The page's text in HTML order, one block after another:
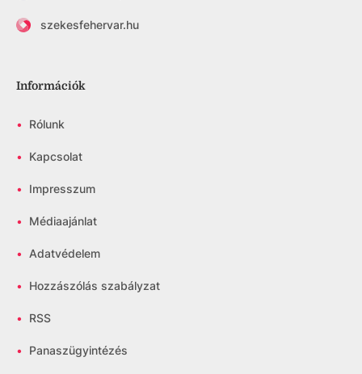
szekesfehervar.hu
Információk
• Rólunk
• Kapcsolat
• Impresszum
• Médiaajánlat
• Adatvédelem
• Hozzászólás szabályzat
• RSS
• Panaszügyintézés